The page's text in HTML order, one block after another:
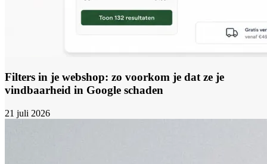
Filters in je webshop: zo voorkom je dat ze je
vindbaarheid in Google schaden
21 juli 2026